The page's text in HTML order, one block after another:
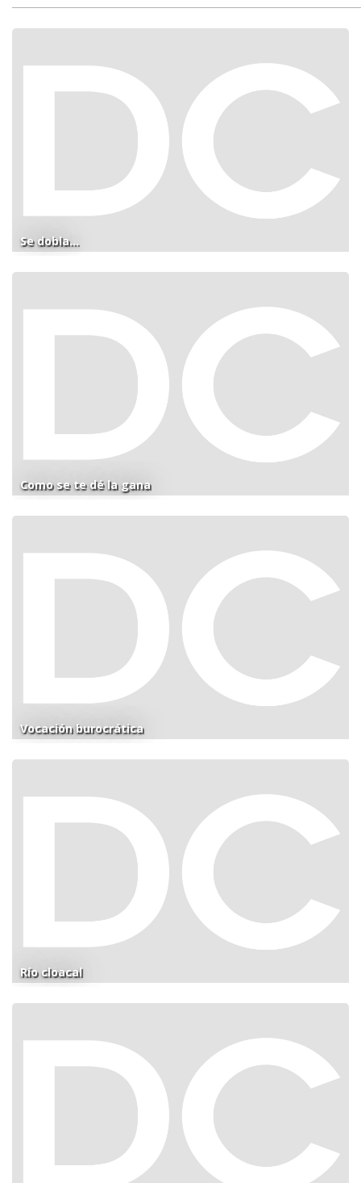
Se dobla...
Como se te dé la gana
Vocación burocrática
Río cloacal